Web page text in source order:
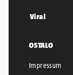
Viral
OSTALO
Impressum